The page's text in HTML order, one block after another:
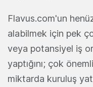
Flavus.com'un
alabilmek için pek
veya potansiyel iş
yaptığını; çok
miktarda kuruluş